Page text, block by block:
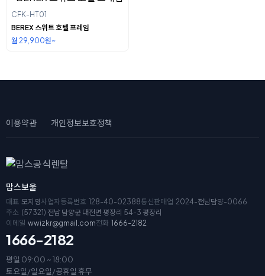
CFK-HT01
BEREX 스위트 호텔 프레임
월 29,900원~
이용약관 개인정보보호정책
맘스보울
대표 모지영사업자등록번호 128-40-02388통신판매업 2024-전남담양-0066
주소 (57321) 전남 담양군 대전면 평장리 54-3 평장리
이메일 wwizkr@gmail.com전화 1666-2182
1666-2182
평일 09:00 ~ 18:00
토요일/일요일/공휴일 휴무